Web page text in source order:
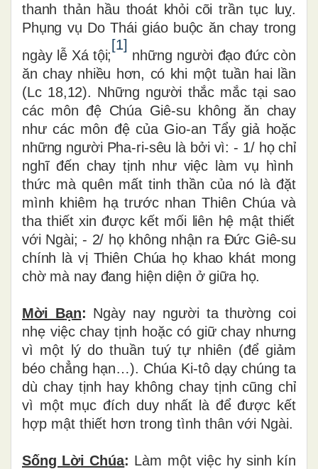
thanh thản hầu thoát khỏi cõi trần tục luỵ.
Phụng vụ Do Thái giáo buộc ăn chay trong
ngày l ễXátội;
[1]
những người đạođức còn
ăn chay nhiều hơn, có khi một tuần hai lần
(Lc 18,12). Những người thắc mắc tại sao
các mônđệ Chúa Giê-su khôngăn chay
nhưcác môn đệcủa Gio-an Tẩy giảhoặc
những người Pha-ri-sêu là bởi vì: - 1/ họchỉ
nghĩ đến chay tịnh nhưviệc l àm vụ hình
thức màquên mất tinh thần của nól à đặt
mình khiêm hạtrước nhan Thiên Chúa và
tha thiết xinđược kết mối liên hệ mật thiết
với Ngài; - 2/ họkhông nhận ra Đức Giê-su
chính làvị Thiên Chúa họkhao khát mong
chờmà nay đang hiện diện ởgiữa họ.
Mời Bạn: Ngày nay người ta thường coi
nhẹ việc chay tịnh hoặc có giữ chay nhưng
vì một lý do thuần tuý tự nhiên (để giảm
béo chẳng hạn…). Chúa Ki-tô dạy chúng ta
dù chay tịnh hay không chay tịnh cũng chỉ
vì một mục đích duy nhất là để được kết
hợp mật thiết hơn trong tình thân với Ngài.
Sống Lời Chúa: Làm một việc hy sinh kín